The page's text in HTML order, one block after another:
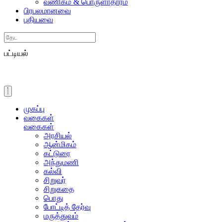
வணிகம் & பொருளாதாரம்
பிரபலமானவை
புதியவை
Search
பட்டியல்
முகப்பு
வகைகள்
வகைகள்
அரசியல்
ஆன்மிகம்
கட்டுரை
அந்துமணி
கல்வி
சிறுவர்
சிறுகதை
பொது
போட்டித் தேர்வு
மருத்துவம்